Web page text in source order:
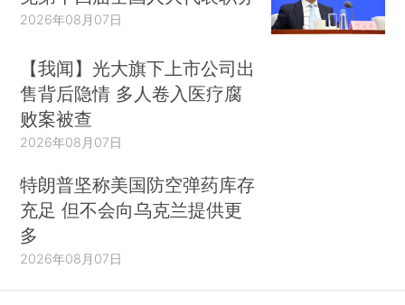
2026年08月07日
【我闻】光大旗下上市公司出
售背后隐情 多人卷入医疗腐
败案被查
2026年08月07日
特朗普坚称美国防空弹药库存
充足 但不会向乌克兰提供更
多
2026年08月07日